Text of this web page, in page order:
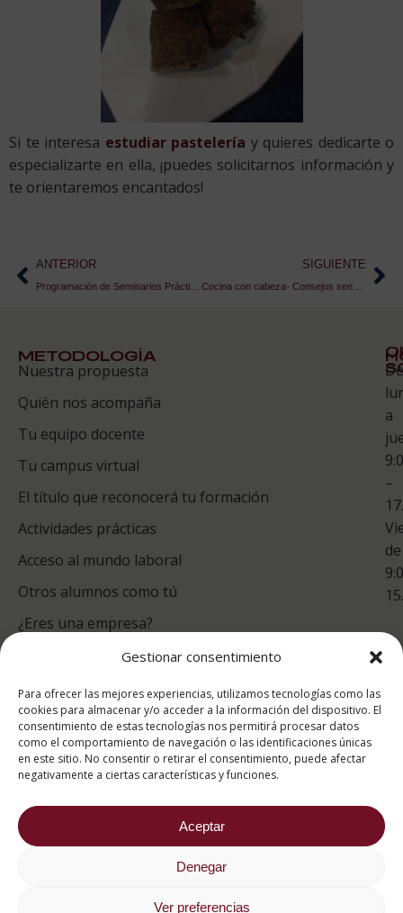
Gestionar consentimiento
Para ofrecer las mejores experiencias, utilizamos tecnologías como las
cookies para almacenar y/o acceder a la información del dispositivo. El
consentimiento de estas tecnologías nos permitirá procesar datos
como el comportamiento de navegación o las identificaciones únicas
en este sitio. No consentir o retirar el consentimiento, puede afectar
negativamente a ciertas características y funciones.
Aceptar
Denegar
Ver preferencias
Si te interesa estudiar pastelería y quieres dedicarte o
especializarte en ella, ¡puedes solicitarnos información y
te orientaremos encantados!
ANTERIOR SIGUIENTE
Cocina con cabeza- Consejos sencillos para no desperdiciar comida
METODOLOGÍA
Nuestra propuesta
Quién nos acompaña
Tu equipo docente
Tu campus virtual
El título que reconocerá tu formación
Actividades prácticas
Acceso al mundo laboral
Otros alumnos como tú
¿Eres una empresa?
Te
De
a
–
de
puntuación para ESAH
9.4/10
basado en1331
Valoraciones soportado por
eKomi
2026 ® Estudios Superiores Abiertos de Hostelería